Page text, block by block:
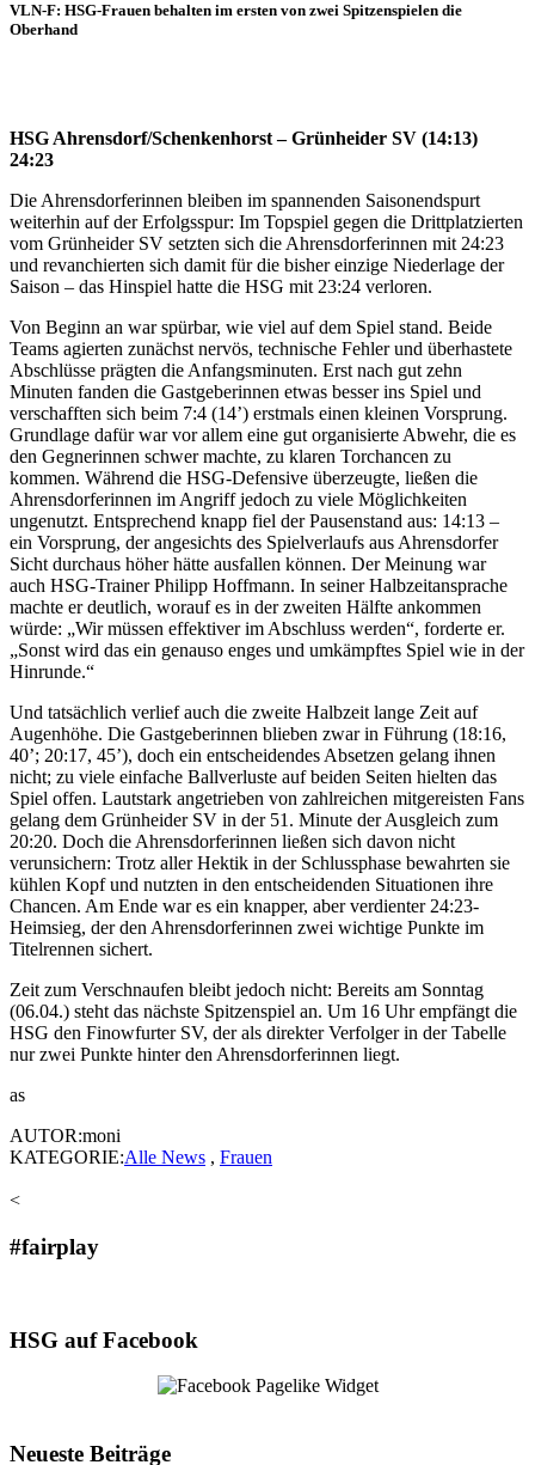
VLN-F: HSG-Frauen behalten im ersten von zwei Spitzenspielen die
Oberhand
HSG Ahrensdorf/Schenkenhorst – Grünheider SV (14:13)
24:23
Die Ahrensdorferinnen bleiben im spannenden Saisonendspurt
weiterhin auf der Erfolgsspur: Im Topspiel gegen die Drittplatzierten
vom Grünheider SV setzten sich die Ahrensdorferinnen mit 24:23
und revanchierten sich damit für die bisher einzige Niederlage der
Saison – das Hinspiel hatte die HSG mit 23:24 verloren.
Von Beginn an war spürbar, wie viel auf dem Spiel stand. Beide
Teams agierten zunächst nervös, technische Fehler und überhastete
Abschlüsse prägten die Anfangsminuten. Erst nach gut zehn
Minuten fanden die Gastgeberinnen etwas besser ins Spiel und
verschafften sich beim 7:4 (14’) erstmals einen kleinen Vorsprung.
Grundlage dafür war vor allem eine gut organisierte Abwehr, die es
den Gegnerinnen schwer machte, zu klaren Torchancen zu
kommen. Während die HSG-Defensive überzeugte, ließen die
Ahrensdorferinnen im Angriff jedoch zu viele Möglichkeiten
ungenutzt. Entsprechend knapp fiel der Pausenstand aus: 14:13 –
ein Vorsprung, der angesichts des Spielverlaufs aus Ahrensdorfer
Sicht durchaus höher hätte ausfallen können. Der Meinung war
auch HSG-Trainer Philipp Hoffmann. In seiner Halbzeitansprache
machte er deutlich, worauf es in der zweiten Hälfte ankommen
würde: „Wir müssen effektiver im Abschluss werden“, forderte er.
„Sonst wird das ein genauso enges und umkämpftes Spiel wie in der
Hinrunde.“
Und tatsächlich verlief auch die zweite Halbzeit lange Zeit auf
Augenhöhe. Die Gastgeberinnen blieben zwar in Führung (18:16,
40’; 20:17, 45’), doch ein entscheidendes Absetzen gelang ihnen
nicht; zu viele einfache Ballverluste auf beiden Seiten hielten das
Spiel offen. Lautstark angetrieben von zahlreichen mitgereisten Fans
gelang dem Grünheider SV in der 51. Minute der Ausgleich zum
20:20. Doch die Ahrensdorferinnen ließen sich davon nicht
verunsichern: Trotz aller Hektik in der Schlussphase bewahrten sie
kühlen Kopf und nutzten in den entscheidenden Situationen ihre
Chancen. Am Ende war es ein knapper, aber verdienter 24:23-
Heimsieg, der den Ahrensdorferinnen zwei wichtige Punkte im
Titelrennen sichert.
Zeit zum Verschnaufen bleibt jedoch nicht: Bereits am Sonntag
(06.04.) steht das nächste Spitzenspiel an. Um 16 Uhr empfängt die
HSG den Finowfurter SV, der als direkter Verfolger in der Tabelle
nur zwei Punkte hinter den Ahrensdorferinnen liegt.
as
AUTOR:moni
KATEGORIE:Alle News , Frauen
<
#fairplay
HSG auf Facebook
Neueste Beiträge